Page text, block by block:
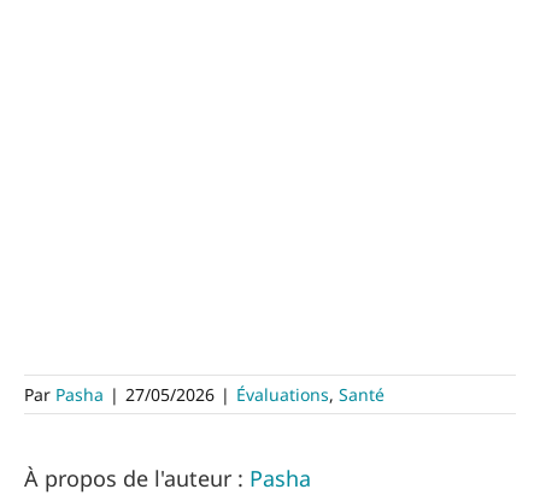
Par Pasha | 27/05/2026 | Évaluations, Santé
À propos de l'auteur : Pasha